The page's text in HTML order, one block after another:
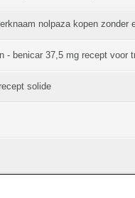
nolpaza kopen zonder
- benicar 37,5 mg recept voor
solide